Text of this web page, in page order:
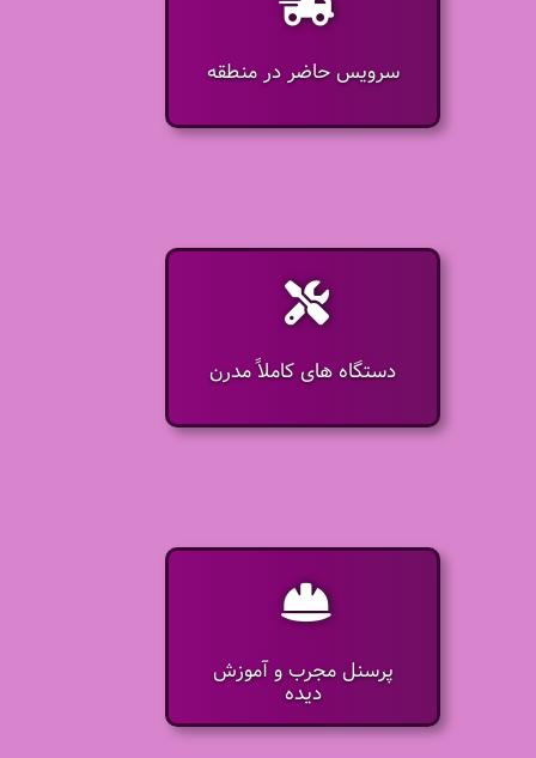
سرویس حاضر در منطقه
دستگاه های کاملاً مدرن
پرسنل مجرب و آموزش
دیده